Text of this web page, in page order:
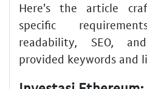
Here's the article
specific
readability, SEO,
provided keywords and